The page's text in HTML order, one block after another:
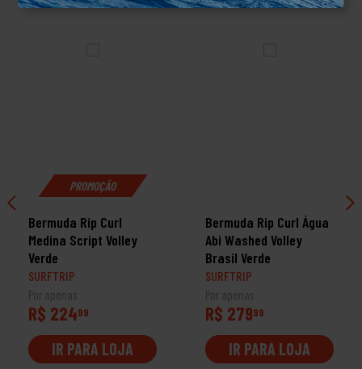
PROMOÇÃO
Bermuda Rip Curl
Medina Script Volley
Verde
SURFTRIP
Por apenas
R$ 22499
IR PARA LOJA
Bermuda Rip Curl Água
Abi Washed Volley
Brasil Verde
SURFTRIP
Por apenas
R$ 27999
IR PARA LOJA